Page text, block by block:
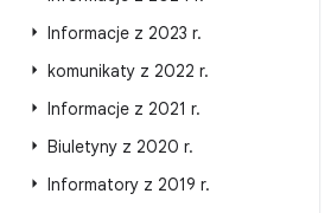
Informacje z 2023 r.
komunikaty z 2022 r.
Informacje z 2021 r.
Biuletyny z 2020 r.
Informatory z 2019 r.